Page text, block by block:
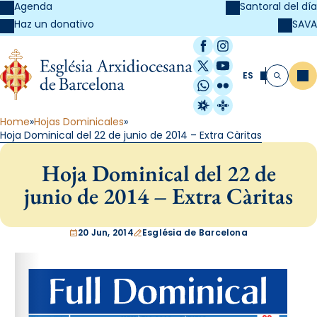
Agenda
Haz un donativo
Santoral del día
SAVA
Facebook
Instagram
X / Twitter
YouTube
WhatsApp
Flickr
Radio Estel
Catalunya
ES Buscar
Home Hojas Dominicales
Hoja Dominical del 22 de junio de 2014 – Extra Càritas
Hoja Dominical del 22 de
junio de 2014 – Extra Càritas
20 Jun, 2014 Església de Barcelona